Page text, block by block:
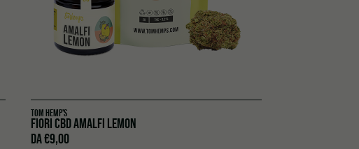
TOM HEMP'S
FIORI CBD AMALFI LEMON
DA€9,00